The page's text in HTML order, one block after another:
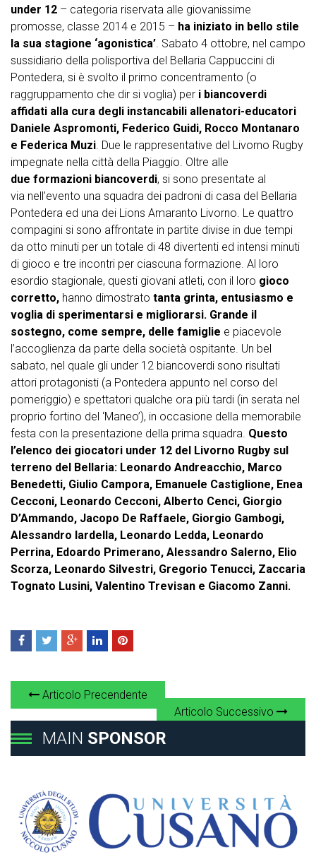
under 12 – categoria riservata alle giovanissime
promosse, classe 2014 e 2015 – ha iniziato in bello stile
la sua stagione ‘agonistica’ . Sabato 4 ottobre, nel campo
sussidiario della polisportiva del Bellaria Cappuccini di
Pontedera, si è svolto il primo concentramento (o
raggruppamento che dir si voglia) per i biancoverdi
affidati alla cura degli instancabili allenatori-educatori
Daniele Aspromonti, Federico Guidi, Rocco Montanaro
e Federica Muzi . Due le rappresentative del Livorno Rugby
impegnate nella città della Piaggio. Oltre alle
due formazioni biancoverdi, si sono presentate al
via nell’evento una squadra dei padroni di casa del Bellaria
Pontedera ed una dei Lions Amaranto Livorno. Le quattro
compagini si sono affrontate in partite divise in due tempi
da otto minuti per un totale di 48 divertenti ed intensi minuti
di gioco e tre incontri per ciascuna formazione. Al loro
esordio stagionale, questi giovani atleti, con il loro gioco
corretto, hanno dimostrato tanta grinta, entusiasmo e
voglia di sperimentarsi e migliorarsi. Grande il
sostegno, come sempre, delle famiglie e piacevole
l’accoglienza da parte della società ospitante. Un bel
sabato, nel quale gli under 12 biancoverdi sono risultati
attori protagonisti (a Pontedera appunto nel corso del
pomeriggio) e spettatori qualche ora più tardi (in serata nel
proprio fortino del ‘Maneo’), in occasione della memorabile
festa con la presentazione della prima squadra. Questo
l’elenco dei giocatori under 12 del Livorno Rugby sul
terreno del Bellaria: Leonardo Andreacchio, Marco
Benedetti, Giulio Campora, Emanuele Castiglione, Enea
Cecconi, Leonardo Cecconi, Alberto Cenci, Giorgio
D’Ammando, Jacopo De Raffaele, Giorgio Gambogi,
Alessandro Iardella, Leonardo Ledda, Leonardo
Perrina, Edoardo Primerano, Alessandro Salerno, Elio
Scorza, Leonardo Silvestri, Gregorio Tenucci, Zaccaria
Tognato Lusini, Valentino Trevisan e Giacomo Zanni.
Articolo Precendente
Articolo Successivo
MAIN SPONSOR